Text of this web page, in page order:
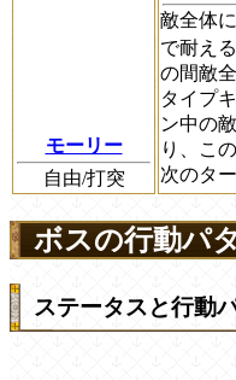
モーリー
自由/打突
敵全体
で耐え
の間敵
タイプ
ン中の
り、こ
次のタ
ボスの行動パ
ステータスと行動